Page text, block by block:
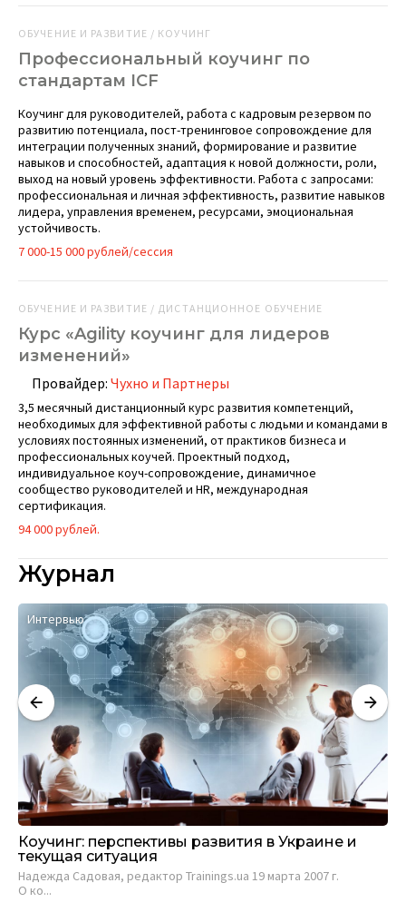
ОБУЧЕНИЕ И РАЗВИТИЕ / КОУЧИНГ
Профессиональный коучинг по
стандартам ICF
Коучинг для руководителей, работа с кадровым резервом по
развитию потенциала, пост-тренинговое сопровождение для
интеграции полученных знаний, формирование и развитие
навыков и способностей, адаптация к новой должности, роли,
выход на новый уровень эффективности. Работа с запросами:
профессиональная и личная эффективность, развитие навыков
лидера, управления временем, ресурсами, эмоциональная
устойчивость.
7 000-15 000 рублей/сессия
ОБУЧЕНИЕ И РАЗВИТИЕ / ДИСТАНЦИОННОЕ ОБУЧЕНИЕ
Курс «Agility коучинг для лидеров
изменений»
Провайдер: Чухно и Партнеры
3,5 месячный дистанционный курс развития компетенций,
необходимых для эффективной работы с людьми и командами в
условиях постоянных изменений, от практиков бизнеса и
профессиональных коучей. Проектный подход,
индивидуальное коуч-сопровождение, динамичное
сообщество руководителей и HR, международная
сертификация.
94 000 рублей.
Журнал
Интервью
Коучинг: перспективы развития в Украине и
текущая ситуация
Надежда Садовая, редактор Trainings.ua 19 марта 2007 г.
О ко...